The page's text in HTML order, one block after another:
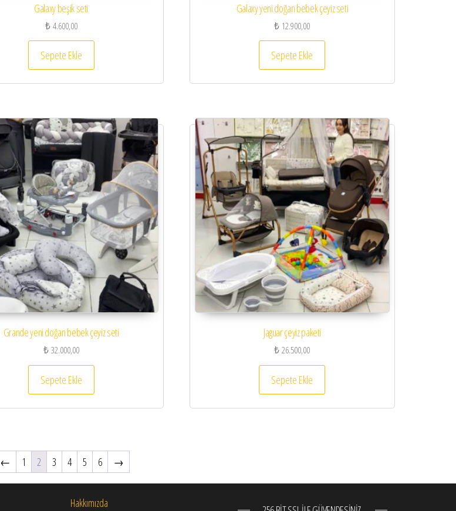
Galaxy beşik seti
₺4.600,00
Sepete Ekle
Galaxy yeni doğan bebek çeyiz seti
₺ 12.900,00
Sepete Ekle
Grande yeni doğan bebek çeyiz seti
₺32.000,00
Sepete Ekle
Jaguar çeyiz paketi
₺26.500,00
Sepete Ekle
← 1 2 3 4 5 6 →
Hakkımızda